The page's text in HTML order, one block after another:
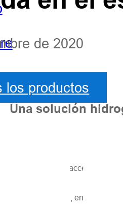
los productos
de 2020
Una solución
muchos lugares inaccesibles,
y lagos de barrera, entre otros.